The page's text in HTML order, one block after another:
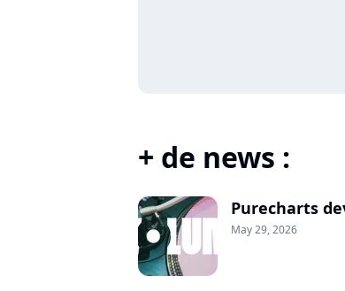
+ de news :
Purecharts
May 29, 2026